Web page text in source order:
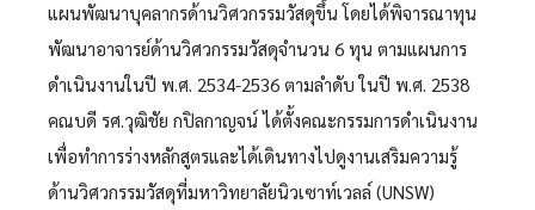
แผนพัฒนาบุคลากรด้านวิศวกรรมวัสดุขึ้น โดยได้พิจารณาทุน
พัฒนาอาจารย์ด้านวิศวกรรมวัสดุจำนวน 6 ทุน ตามแผนการ
ดำเนินงานในปี พ.ศ. 2534-2536 ตามลำดับ ในปี พ.ศ. 2538
คณบดี รศ.วุฒิชัย กปิลกาญจน์ ได้ตั้งคณะกรรมการดำเนินงาน
เพื่อทำการร่างหลักสูตรและได้เดินทางไปดูงานเสริมความรู้
ด้านวิศวกรรมวัสดุที่มหาวิทยาลัยนิวเซาท์เวลล์ (UNSW)